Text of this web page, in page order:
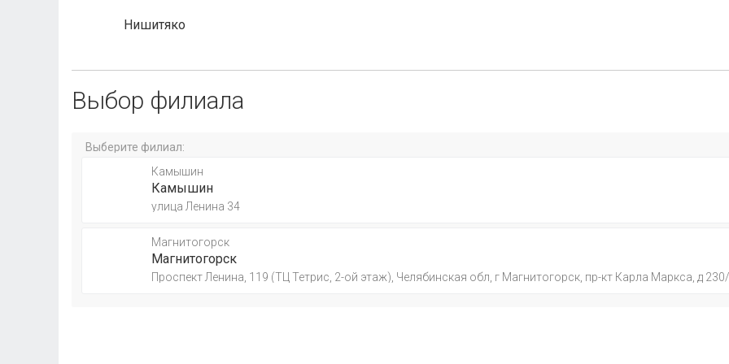
Нишитяко
Выбор филиала
Выберите филиал:
Камышин
Камышин
улица Ленина 34
Магнитогорск
Магнитогорск
Проспект Ленина, 119 (ТЦ Тетрис, 2-ой этаж), Челябинская обл, г Магнитогорск, пр-кт Карла Маркса, д